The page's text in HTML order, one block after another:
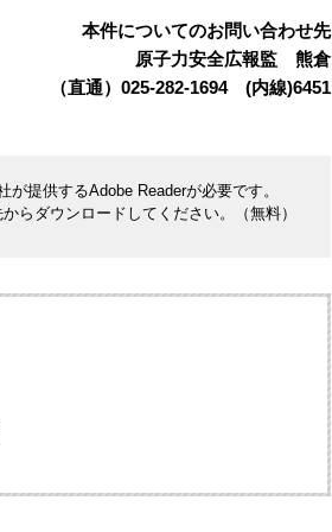
本件についてのお問い合わせ先
原子力安全広報監 熊倉
（直通）025-282-1694 (内線)6451
提供するAdobe Readerが必要です。
らダウンロードしてください。（無料）